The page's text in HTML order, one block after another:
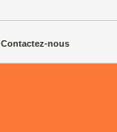
Contactez-nous